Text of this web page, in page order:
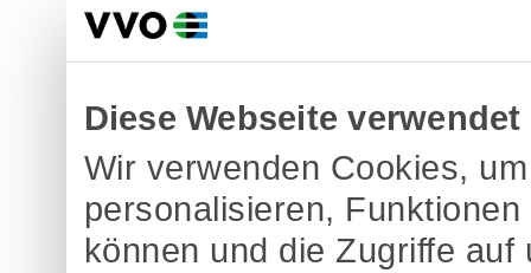
Diese Webseite
Wir verwenden Cookies,
personalisieren,
können und die Zugriffe